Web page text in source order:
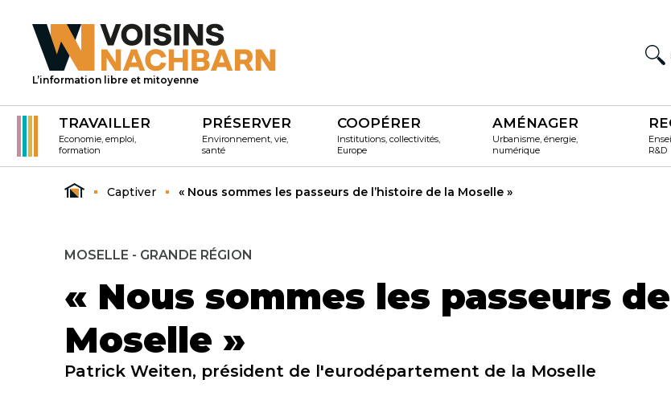
L’information libre et mitoyenne
TRAVAILLER
Economie, emploi,
formation
PRÉSERVER
Environnement, vie,
santé
COOPÉRER
Institutions, collectivités,
Europe
AMÉNAGER
Urbanisme, énergie,
numérique
R&D
Captiver « Nous sommes les passeurs de l’histoire de la Moselle »
MOSELLE - GRANDE RÉGION
« Nous sommes les passeurs
Moselle »
Patrick Weiten, président de l'eurodépartement de la Moselle